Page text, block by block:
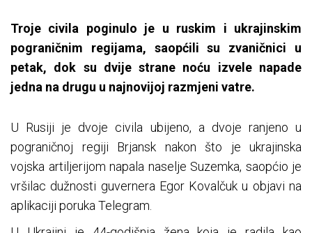
Troje civila poginulo je u ruskim i ukrajinskim
pograničnim regijama, saopćili su zvaničnici u
petak, dok su dvije strane noću izvele napade
jedna na drugu u najnovijoj razmjeni vatre.
U Rusiji je dvoje civila ubijeno, a dvoje ranjeno u
pograničnoj regiji Brjansk nakon što je ukrajinska
vojska artiljerijom napala naselje Suzemka, saopćio je
vršilac dužnosti guvernera Egor Kovalčuk u objavi na
aplikaciji poruka Telegram.